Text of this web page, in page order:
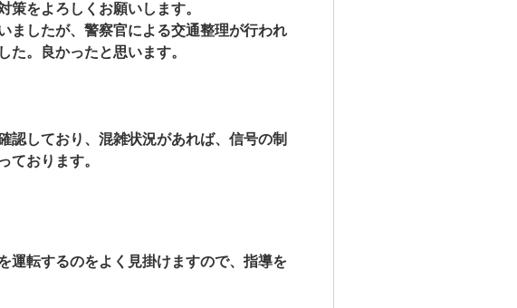
策をよろしくお願いします。
ましたが、警察官による交通整理が行われ
た。
良かったと思います。
認しており、混雑状況があれば、信号の制
ております。
運転するのをよく見掛けますので、指導を